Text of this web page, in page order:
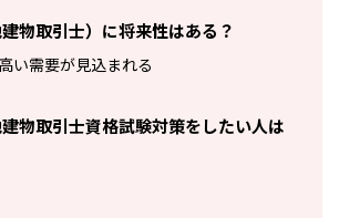
物取引士）に将来性はある？
い需要が見込まれる
物取引士資格試験対策をしたい人は